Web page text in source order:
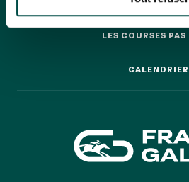
JEUXDI BY PARISLONGCHAMP
JEUXDI BY PARISLONGCHAMP
LA GARDEN PARTY - CYGAMES
LA GARDEN PARTY - CYGAMES
LES COURSES PAS
CALENDRIER